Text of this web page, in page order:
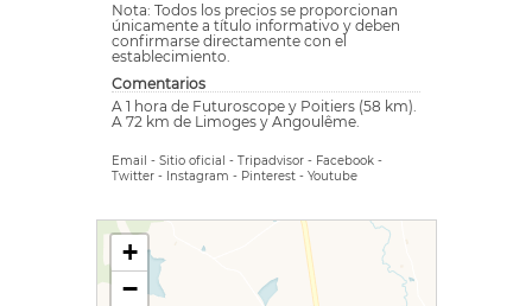
Nota: Todos los precios se proporcionan
únicamente a título informativo y deben
confirmarse directamente con el
establecimiento.
Comentarios
A 1 hora de Futuroscope y Poitiers (58 km).
A 72 km de Limoges y Angoulême.
Email - Sitio oficial - Tripadvisor - Facebook -
Twitter - Instagram - Pinterest - Youtube
+
−